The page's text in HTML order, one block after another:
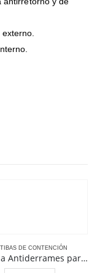
externo.
DE CONTENCIÓN
Bandeja Antiderrames para Laboratorio 11.3 L